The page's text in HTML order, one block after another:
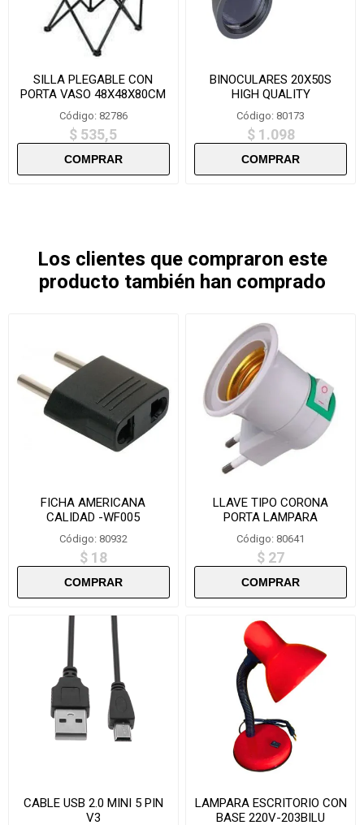
SILLA PLEGABLE CON
PORTA VASO 48X48X80CM
-HY8020-1
Código: 82786
$ 535,5
BINOCULARES 20X50S
HIGH QUALITY
Código: 80173
$ 1.098
Los clientes que compraron este
producto también han comprado
FICHA AMERICANA
CALIDAD -WF005
Código: 80932
$ 18
LLAVE TIPO CORONA
PORTA LAMPARA
KG1200/DPDZ012- L444
Código: 80641
$ 27
CABLE USB 2.0 MINI 5 PIN
V3
LAMPARA ESCRITORIO CON
BASE 220V-203BILU